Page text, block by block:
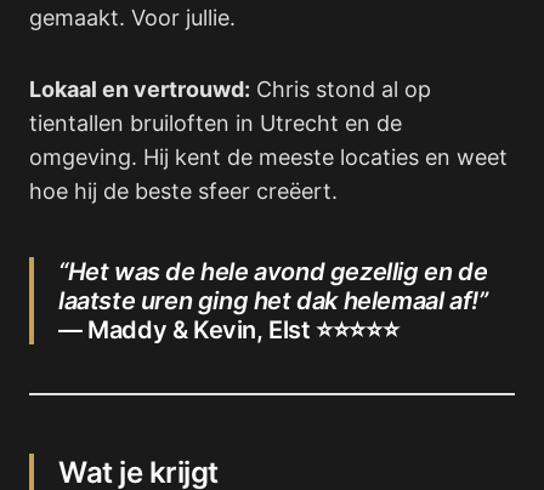
gemaakt. Voor jullie.
Lokaal en vertrouwd: Chris stond al op
tientallen bruiloften in Utrecht en de
omgeving. Hij kent de meeste locaties en weet
hoe hij de beste sfeer creëert.
“Het was de hele avond gezellig en de
laatste uren ging het dak helemaal af!”
— Maddy & Kevin, Elst ⭐⭐⭐⭐⭐
Wat je krijgt